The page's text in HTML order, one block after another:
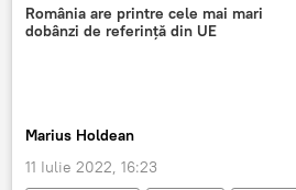
România are printre cele mai mari
dobânzi de referință din UE
Marius Holdean
11 Iulie 2022, 16:23